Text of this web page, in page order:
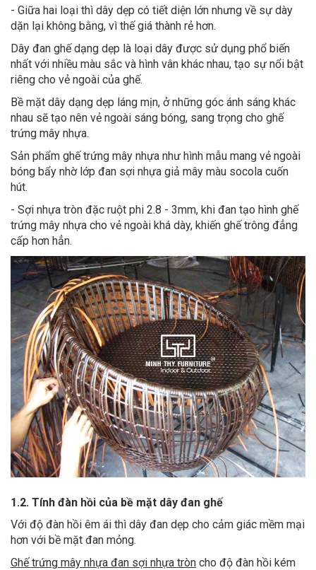
- Giữa hai loại thì dây dẹp có tiết diện lớn nhưng về sự dày
dặn lại không bằng, vì thế giá thành rẻ hơn.
Dây đan ghế dạng dẹp là loại dây được sử dụng phổ biến
nhất với nhiều màu sắc và hình vân khác nhau, tạo sự nổi bật
riêng cho vẻ ngoài của ghế.
Bề mặt dây dạng dẹp láng mịn, ở những góc ánh sáng khác
nhau sẽ tạo nên vẻ ngoài sáng bóng, sang trọng cho ghế
trứng mây nhựa.
Sản phẩm ghế trứng mây nhựa như hình mẫu mang vẻ ngoài
bóng bẩy nhờ lớp đan sợi nhựa giả mây màu socola cuốn
hút.
- Sợi nhựa tròn đặc ruột phi 2.8 - 3mm, khi đan tạo hình ghế
trứng mây nhựa cho vẻ ngoài khá dày, khiến ghế trông đẳng
cấp hơn hẳn.
1.2. Tính đàn hồi của bề mặt dây đan ghế
Với độ đàn hồi êm ái thì dây đan dẹp cho cảm giác mềm mại
hơn với bề mặt đan mỏng.
Ghế trứng mây nhựa đan sợi nhựa tròn cho độ đàn hồi kém